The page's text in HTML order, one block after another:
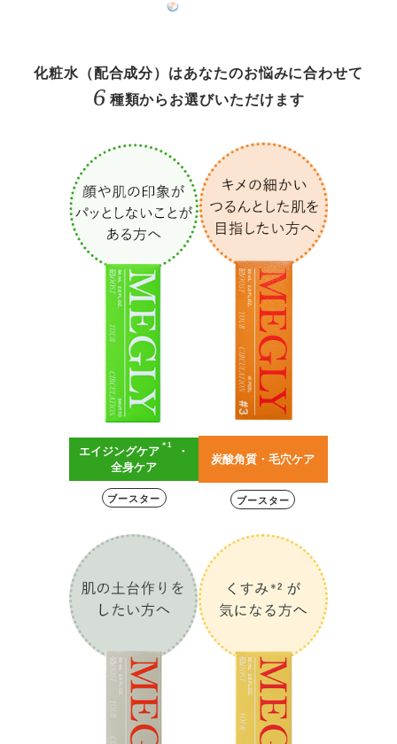
化粧水（配合成分）はあなたのお悩みに合わせて
6 種類からお選びいただけます
エイジングケア ＊1
・
全身ケア
ブースター
炭酸角質・毛穴ケア
ブースター